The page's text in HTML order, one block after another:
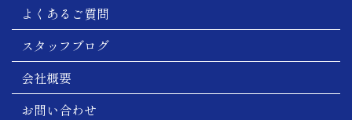
よくあるご質問
スタッフブログ
会社概要
お問い合わせ